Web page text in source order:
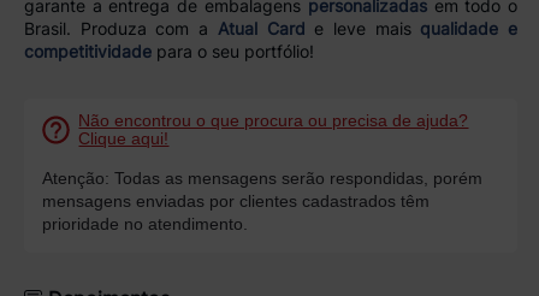
garante a entrega de embalagens personalizadasem todo o
Brasil. Produza com a Atual Card e leve mais qualidade e
competitividadepara o seu portfólio!
Não encontrou o que procura ou precisa de ajuda?
Clique aqui!
Atenção: Todas as mensagens serão respondidas, porém
mensagens enviadas por clientes cadastrados têm
prioridade no atendimento.